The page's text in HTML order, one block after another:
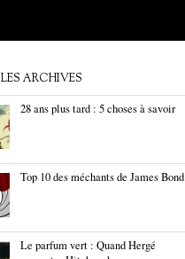
ARCHIVES
28 ans plus tard : 5 choses à savoir
Top 10 des méchants de James Bond
Le parfum vert : Quand Hergé